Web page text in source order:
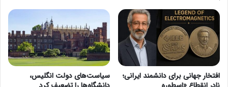
افتخار جهانی برای دانشمند ایرانی؛
سیاست‌های دولت انگلیس،